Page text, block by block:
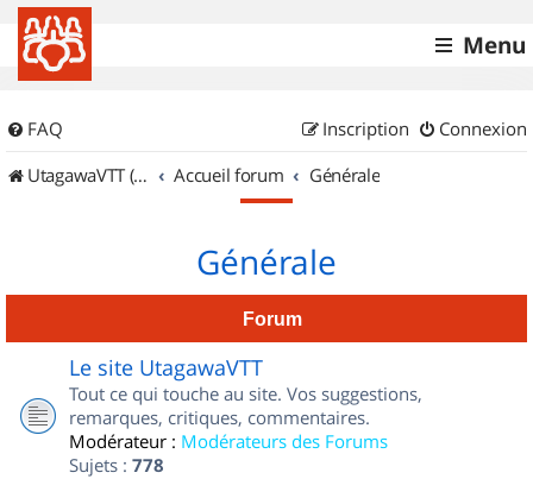
Menu
FAQ Connexion
Inscription
UtagawaVTT (Randos VTT et VTTAE avec traces GPS)
Accueil forum Générale
Générale
Forum
Le site UtagawaVTT
Tout ce qui touche au site. Vos suggestions,
remarques, critiques, commentaires.
Modérateur : Modérateurs des Forums
Sujets : 778